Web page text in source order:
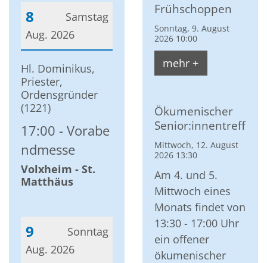
Samstag
8
Aug. 2026
Datum: 8. August 2026
Hl. Dominikus,
Priester,
Ordensgründer
(1221)
17:00
Vorabe
ndmesse
Volxheim - St.
Matthäus
Sonntag
9
Aug. 2026
Frühschoppen
Sonntag, 9. August
2026 10:00
mehr +
Ökumenischer
Senior:innentreff
Mittwoch, 12. August
2026 13:30
Am 4. und 5.
Mittwoch eines
Monats findet von
13:30 - 17:00 Uhr
ein offener
ökumenischer